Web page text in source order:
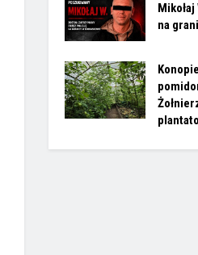
na